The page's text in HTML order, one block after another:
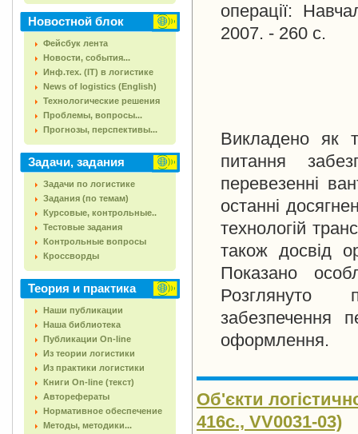
Новостной блок
Фейсбук лента
Новости, события...
Инф.тех. (IT) в логистике
News of logistics (English)
Технологические решения
Проблемы, вопросы...
Прогнозы, перспективы...
Задачи, задания
Задачи по логистике
Задания (по темам)
Курсовые, контрольные..
Тестовые задания
Контрольные вопросы
Кроссворды
Теория и практика
Наши публикации
Наша библиотека
Публикации On-line
Из теории логистики
Из практики логистики
Книги On-line (текст)
Авторефераты
Нормативное обеспечение
Методы, методики...
операції:
2007. - 260 с.
Викладено як
питання
перевезенні
останні
технологій
також досвід
Показано
Розглянуто
забезпечення
оформлення.
Об'єкти
416с., VV0031-03)